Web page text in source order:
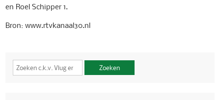
en Roel Schipper 1.
Bron: www.rtvkanaal30.nl
Zoeken